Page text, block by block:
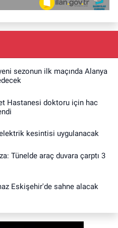
sezonun ilk maçında Alanya
Hastanesi doktoru için hac
kesintisi uygulanacak
Tünelde araç duvara çarptı 3
Eskişehir'de sahne alacak